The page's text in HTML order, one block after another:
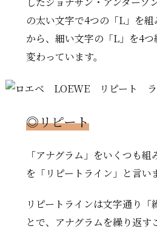
の太い文字で4つの「L」を
から、細い文字の「L」を4
変わっています。
◎リピート
「アナグラム」をいくつも
を「リピートライン」と言い
リピートラインは文字通り「
とで、アナグラムを繰り返す